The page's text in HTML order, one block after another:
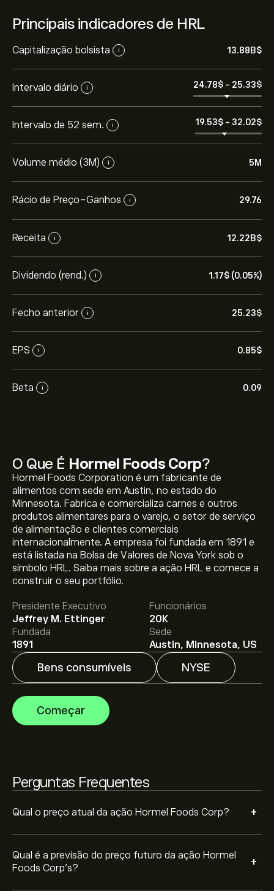
Principais indicadores de HRL
Capitalização bolsista i 13.88B‎$‎
Intervalo diário i 24.78‎$‎ - 25.33‎$‎
Intervalo de 52 sem. i 19.53‎$‎ - 32.02‎$‎
Volume médio (3M) i 5M
Rácio de Preço-Ganhos i 29.76
Receita i 12.22B‎$‎
Dividendo (rend.) i 1.17‎$‎ (0.05%)
Fecho anterior i 25.23‎$‎
EPS i 0.85‎$‎
Beta i 0.09
O Que É Hormel Foods Corp?
Hormel Foods Corporation é um fabricante de
alimentos com sede em Austin, no estado do
Minnesota. Fabrica e comercializa carnes e outros
produtos alimentares para o varejo, o setor de serviço
de alimentação e clientes comerciais
internacionalmente. A empresa foi fundada em 1891 e
está listada na Bolsa de Valores de Nova York sob o
símbolo HRL. Saiba mais sobre a ação HRL e comece a
construir o seu portfólio.
Presidente Executivo
Jeffrey M. Ettinger
Funcionários
20K
Fundada
1891
Sede
Austin, Minnesota, US
Bens consumíveis NYSE
Começar
Perguntas Frequentes
Qual o preço atual da ação Hormel Foods Corp? +
O preço atual da HRL é 25.05‎$‎.
Qual é a previsão do preço futuro da ação Hormel
Foods Corp’s?
+
O preço médio alvo para Hormel Foods Corp é 25.05‎$‎.
Adira jána eToro para previsões detalhadas de analistas
e metas de preço.
Os analistas oferecem previsões para Hormel Foods
Corp com base em tendências de mercado, relatórios
financeiros e projeções de crescimento. Descubra a
previsão mais recente para os movimentos futuros
dos preços.
A capitalização bolsista de Hormel Foods Corp é
HRL nos últimos 3 meses, o consenso geral é Compra